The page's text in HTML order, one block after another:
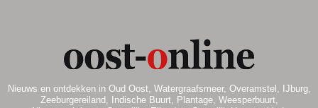
Nieuws en ontdekken in Oud Oost, Watergraafsmeer, Overamstel, IJburg,
Zeeburgereiland, Indische Buurt, Plantage, Weesperbuurt,